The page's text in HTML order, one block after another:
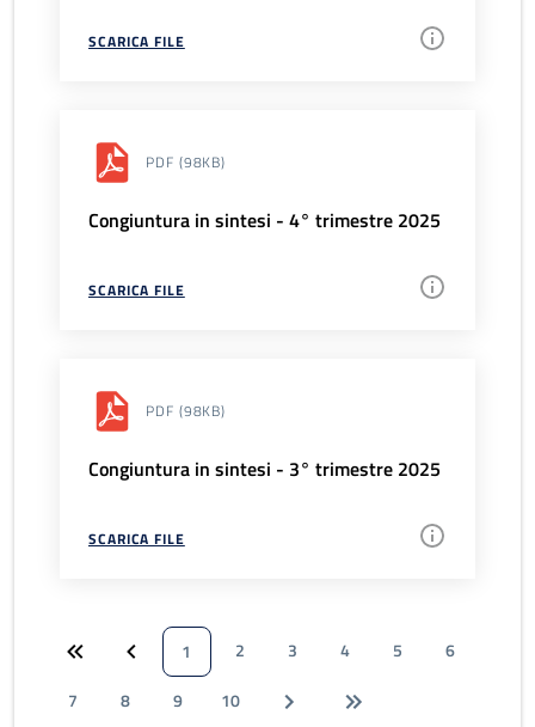
SCARICA FILE
PDF (98KB)
Congiuntura in sintesi - 4° trimestre 2025
SCARICA FILE
PDF (98KB)
Congiuntura in sintesi - 3° trimestre 2025
SCARICA FILE
1 2 3 4 5
6
7
8 9 10